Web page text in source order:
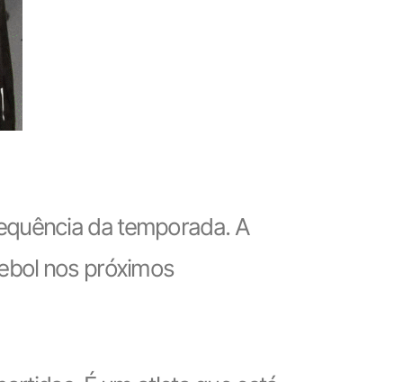
da temporada. A
nos próximos